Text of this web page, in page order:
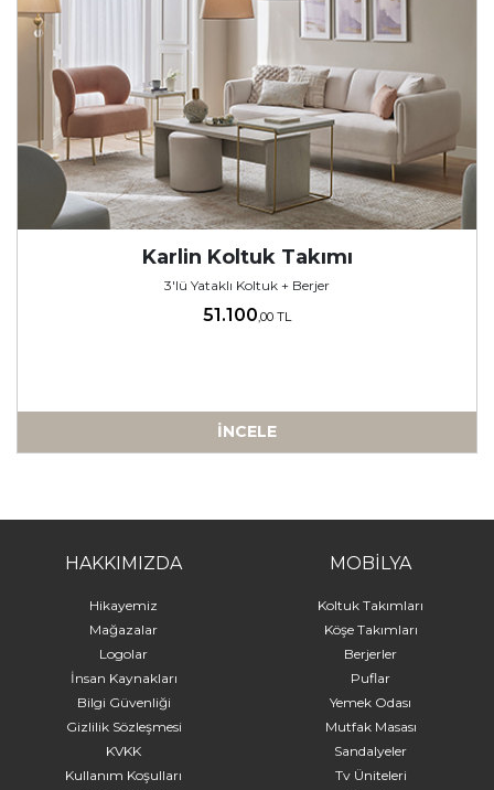
Karlin Koltuk Takımı
3'lü Yataklı Koltuk + Berjer
51.100,00 TL
İNCELE
-
HAKKIMIZDA
Hikayemiz
Mağazalar
Logolar
İnsan Kaynakları
Bilgi Güvenliği
Gizlilik Sözleşmesi
KVKK
Kullanım Koşulları
MOBİLYA
Koltuk Takımları
Köşe Takımları
Berjerler
Puflar
Yemek Odası
Mutfak Masası
Sandalyeler
Tv Üniteleri